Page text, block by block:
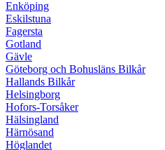
Enköping
Eskilstuna
Fagersta
Gotland
Gävle
Göteborg och Bohusläns Bilkår
Hallands Bilkår
Helsingborg
Hofors-Torsåker
Hälsingland
Härnösand
Höglandet